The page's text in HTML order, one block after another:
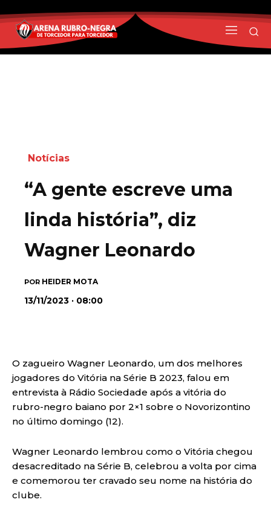
Notícias
“A gente escreve uma
linda história”, diz
Wagner Leonardo
POR HEIDER MOTA
13/11/2023 · 08:00
O zagueiro Wagner Leonardo, um dos melhores
jogadores do Vitória na Série B 2023, falou em
entrevista à Rádio Sociedade após a vitória do
rubro-negro baiano por 2×1 sobre o Novorizontino
no último domingo (12).
Wagner Leonardo lembrou como o Vitória chegou
desacreditado na Série B, celebrou a volta por cima
e comemorou ter cravado seu nome na história do
clube.